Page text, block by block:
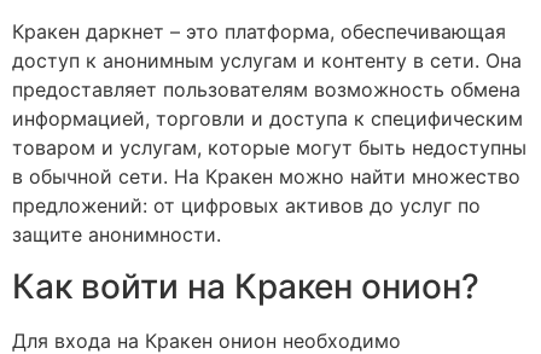
Кракен даркнет – это платформа, обеспечивающая
доступ к анонимным услугам и контенту в сети. Она
предоставляет пользователям возможность обмена
информацией, торговли и доступа к специфическим
товаром и услугам, которые могут быть недоступны
в обычной сети. На Кракен можно найти множество
предложений: от цифровых активов до услуг по
защите анонимности.
Как войти на Кракен онион?
Для входа на Кракен онион необходимо